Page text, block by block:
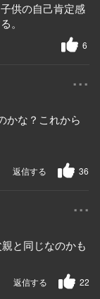
供の自己肯定感
。
6
...
かな？これから
36
返信する
...
と同じなのかも
22
返信する